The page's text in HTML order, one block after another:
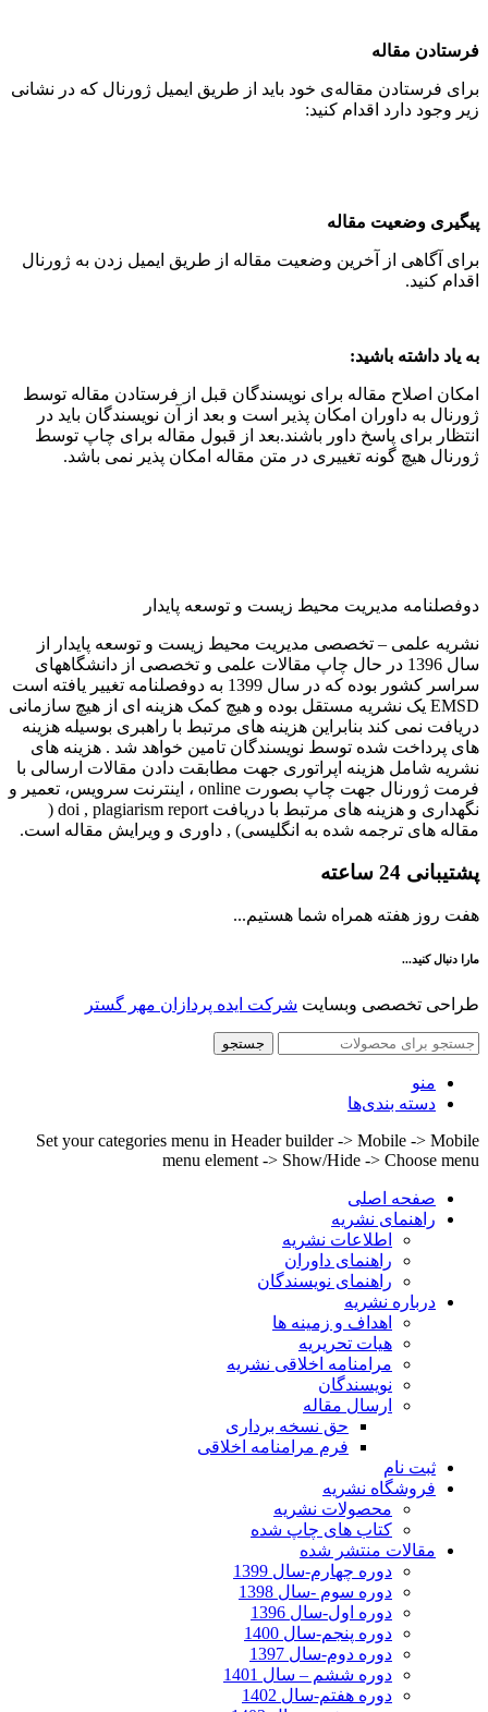
فرستادن مقاله
برای فرستادن مقاله‌ی خود باید از طریق ایمیل ژورنال که در نشانی
زیر وجود دارد اقدام کنید:
پیگیری وضعیت مقاله
برای آگاهی از آخرین وضعیت مقاله از طریق ایمیل زدن به ژورنال
اقدام کنید.
به یاد داشته باشید:
امکان اصلاح مقاله برای نویسندگان قبل از فرستادن مقاله توسط
ژورنال به داوران امکان پذیر است و بعد از آن نویسندگان باید در
انتظار برای پاسخ داور باشند.بعد از قبول مقاله برای چاپ توسط
ژورنال هیچ گونه تغییری در متن مقاله امکان پذیر نمی باشد.
دوفصلنامه مدیریت محیط زیست و توسعه پایدار
نشریه علمی – تخصصی مدیریت محیط زیست و توسعه پایدار از
سال 1396 در حال چاپ مقالات علمی و تخصصی از دانشگاههای
سراسر کشور بوده که در سال 1399 به دوفصلنامه تغییر یافته است
EMSD یک نشریه مستقل بوده و هیچ کمک هزینه ای از هیچ سازمانی
دریافت نمی کند بنابراین هزینه های مرتبط با راهبری بوسیله هزینه
های پرداخت شده توسط نویسندگان تامین خواهد شد . هزینه های
نشریه شامل هزینه اپراتوری جهت مطابقت دادن مقالات ارسالی با
فرمت ژورنال جهت چاپ بصورت online ، اینترنت سرویس، تعمیر و
نگهداری و هزینه های مرتبط با دریافت doi , plagiarism report (
مقاله های ترجمه شده به انگلیسی) , داوری و ویرایش مقاله است.
پشتیبانی 24 ساعته
هفت روز هفته همراه شما هستیم...
مارا دنبال کنید...
طراحی تخصصی وبسایت شرکت ایده پردازان مهر گستر
جستجو
منو
دسته بندی‌ها
Set your categories menu in Header builder -> Mobile -> Mobile
menu element -> Show/Hide -> Choose menu
صفحه اصلی
راهنمای نشریه
اطلاعات نشریه
راهنمای داوران
راهنمای نویسندگان
درباره نشریه
اهداف و زمینه ها
هیات تحریریه
مرامنامه اخلاقی نشریه
نویسندگان
ارسال مقاله
حق نسخه برداری
فرم مرامنامه اخلاقی
ثبت نام
فروشگاه نشریه
محصولات نشریه
کتاب های چاپ شده
مقالات منتشر شده
دوره چهارم-سال 1399
دوره سوم -سال 1398
دوره اول-سال 1396
دوره پنجم-سال 1400
دوره دوم-سال 1397
دوره ششم – سال 1401
دوره هفتم-سال 1402